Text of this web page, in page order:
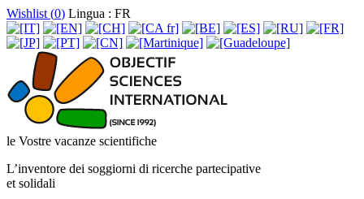
Wishlist (0) Lingua : FR
le Vostre vacanze scientifiche
L’inventore dei soggiorni di ricerche partecipative
et solidali